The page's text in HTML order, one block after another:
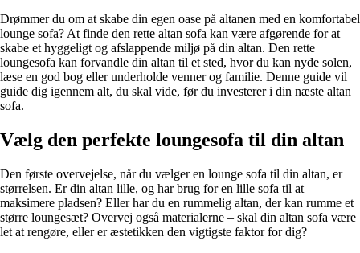
Drømmer du om at skabe din egen oase på altanen med en komfortabel
lounge sofa? At finde den rette altan sofa kan være afgørende for at
skabe et hyggeligt og afslappende miljø på din altan. Den rette
loungesofa kan forvandle din altan til et sted, hvor du kan nyde solen,
læse en god bog eller underholde venner og familie. Denne guide vil
guide dig igennem alt, du skal vide, før du investerer i din næste altan
sofa.
Vælg den perfekte loungesofa til din altan
Den første overvejelse, når du vælger en lounge sofa til din altan, er
størrelsen. Er din altan lille, og har brug for en lille sofa til at
maksimere pladsen? Eller har du en rummelig altan, der kan rumme et
større loungesæt? Overvej også materialerne – skal din altan sofa være
let at rengøre, eller er æstetikken den vigtigste faktor for dig?